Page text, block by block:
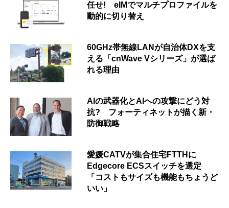
任せ! eIMでマルチプロファイルを
動的に切り替え
60GHz帯無線LANが自治体DXを支
える「cnWave Vシリーズ」が選ば
れる理由
AIの武器化とAIへの攻撃にどう対
抗? フォーティネットが描く新・
防御戦略
愛媛CATVが集合住宅FTTHに
Edgecore ECSスイッチを選定
「コストもサイズも機能もちょうど
いい」